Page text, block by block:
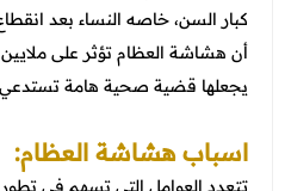
عروض العناية بالشعر
عروض الرجال
عروض جراحات التجميل
عروض قسم الطوارئ
عروض الاشعة
كبار السن، خاصه النساء بعد
أن هشاشة العظام تؤثر على
يجعلها قضية صحية هامة تستدعي
اسباب هشاشة العظام:
تتعدد العوامل التي تسهم في